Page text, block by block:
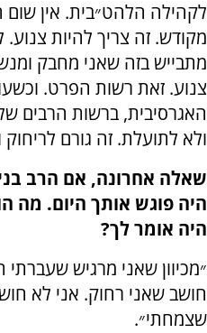
לקהילה הלהט״בית. אין שום
מקודש. זה צריך להיות
מתבייש בזה שאני מחבק
צנוע. זאת רשות הפרט.
האגרסיבית, ברשות הרבים
ולא לתועלת. זה גורם לריחוק
היה פוגש אותך היום. מה
היה אומר לך?
״מכיוון שאני מרגיש שעברתי
חושב שאני רחוק. אני לא
שצמחתי״.